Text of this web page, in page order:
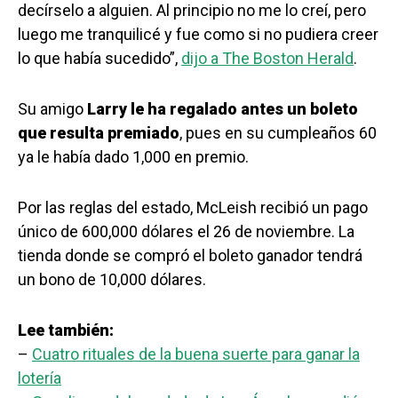
decírselo a alguien. Al principio no me lo creí, pero
luego me tranquilicé y fue como si no pudiera creer
lo que había sucedido”, dijo a The Boston Herald.
Su amigo Larry le ha regalado antes un boleto
que resulta premiado, pues en su cumpleaños 60
ya le había dado 1,000 en premio.
Por las reglas del estado, McLeish recibió un pago
único de 600,000 dólares el 26 de noviembre. La
tienda donde se compró el boleto ganador tendrá
un bono de 10,000 dólares.
Lee también:
– Cuatro rituales de la buena suerte para ganar la
lotería